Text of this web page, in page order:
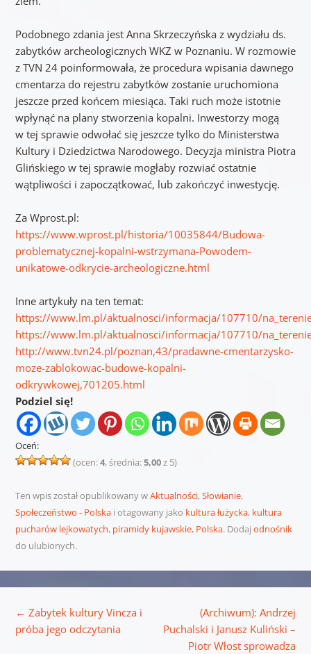
Podobnego zdania jest Anna Skrzeczyńska z wydziału ds.
zabytków archeologicznych WKZ w Poznaniu. W rozmowie
z TVN 24 poinformowała, że procedura wpisania dawnego
cmentarza do rejestru zabytków zostanie uruchomiona
jeszcze przed końcem miesiąca. Taki ruch może istotnie
wpłynąć na plany stworzenia kopalni. Inwestorzy mogą
w tej sprawie odwołać się jeszcze tylko do Ministerstwa
Kultury i Dziedzictwa Narodowego. Decyzja ministra Piotra
Glińskiego w tej sprawie mogłaby rozwiać ostatnie
wątpliwości i zapoczątkować, lub zakończyć inwestycję.
Za Wprost.pl:
https://www.wprost.pl/historia/10035844/Budowa-
problematycznej-kopalni-wstrzymana-Powodem-
unikatowe-odkrycie-archeologiczne.html
Inne artykuły na ten temat:
https://www.lm.pl/aktualnosci/informacja/107710/
https://www.lm.pl/aktualnosci/informacja/107710/
http://www.tvn24.pl/poznan,43/pradawne-cmentarzysko-
moze-zablokowac-budowe-kopalni-
odkrywkowej,701205.html
Podziel się!
Oceń:
(ocen:4, średnia:5,00z 5)
Ten wpis został opublikowany wAktualności,Słowianie,
Społeczeństwo - Polskai otagowany jako kultura łużycka, kultura
pucharów lejkowatych, piramidy kujawskie, Polska. Dodaj odnośnik
do ulubionych.
← Zabytek kultury Vincza i
próba jego odczytania
(Archiwum): Andrzej
Puchalski i Janusz Kuliński –
Piotr Włost sprowadza